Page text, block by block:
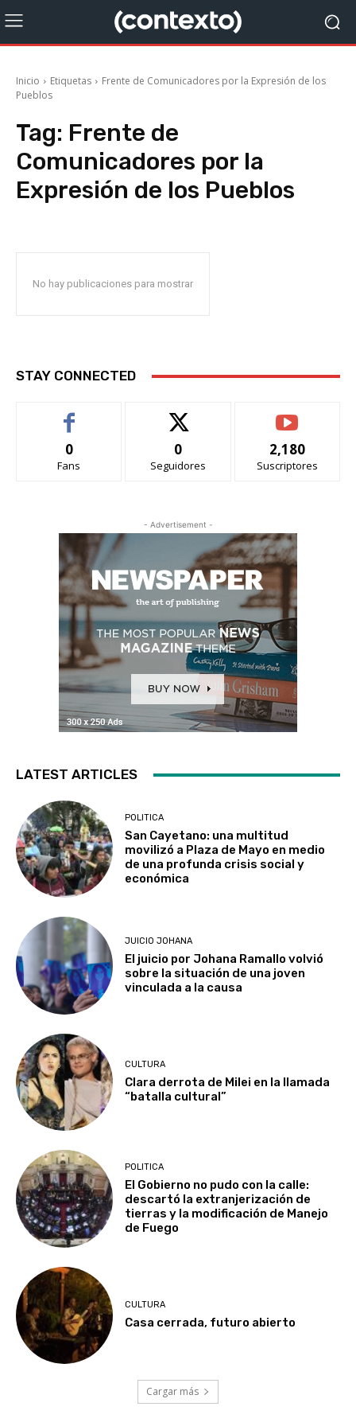
Inicio Etiquetas
Frente de Comunicadores por la Expresión de los
Pueblos
Tag: Frente de
Comunicadores por la
Expresión de los Pueblos
No hay publicaciones para mostrar
STAY CONNECTED
0
Fans
0
Seguidores
2,180
Suscriptores
- Advertisement -
LATEST ARTICLES
POLITICA
San Cayetano: una multitud
movilizó a Plaza de Mayo en medio
de una profunda crisis social y
económica
JUICIO JOHANA
El juicio por Johana Ramallo volvió
sobre la situación de una joven
vinculada a la causa
CULTURA
Clara derrota de Milei en la llamada
“batalla cultural”
POLITICA
El Gobierno no pudo con la calle:
descartó la extranjerización de
tierras y la modificación de Manejo
de Fuego
CULTURA
Casa cerrada, futuro abierto
Cargar más